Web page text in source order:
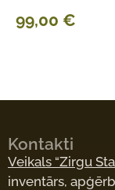
99,00 €
Kontakti
Veikals “Zirgu
inventārs,